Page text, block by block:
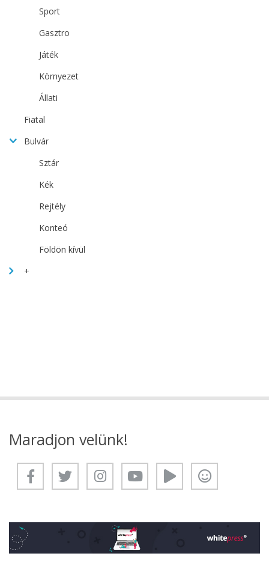
Sport
Gasztro
Játék
Környezet
Állati
Fiatal
Bulvár
Sztár
Kék
Rejtély
Konteó
Földön kívül
+
Maradjon velünk!